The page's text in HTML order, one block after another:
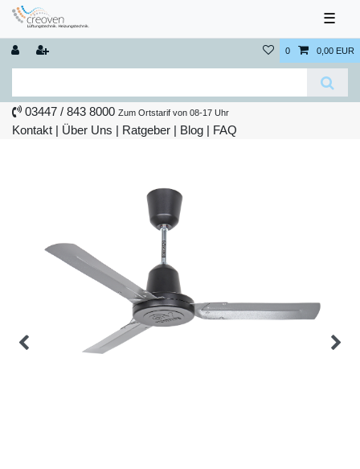
☰
0 0,00 EUR
03447 / 843 8000 Zum Ortstarif von 08-17 Uhr
Kontakt | Über Uns | Ratgeber | Blog | FAQ